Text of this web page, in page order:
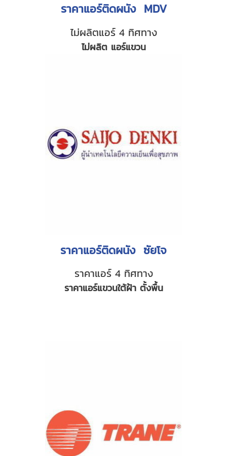
ราคาแอร์ติดผนัง MDV
ไม่ผลิตแอร์ 4 ทิศทาง
ไม่ผลิต แอร์แขวน
ราคาแอร์ติดผนัง ซัยโจ
ราคาแอร์ 4 ทิศทาง
ราคาแอร์แขวนใต้ฝ้า ตั้งพื้น